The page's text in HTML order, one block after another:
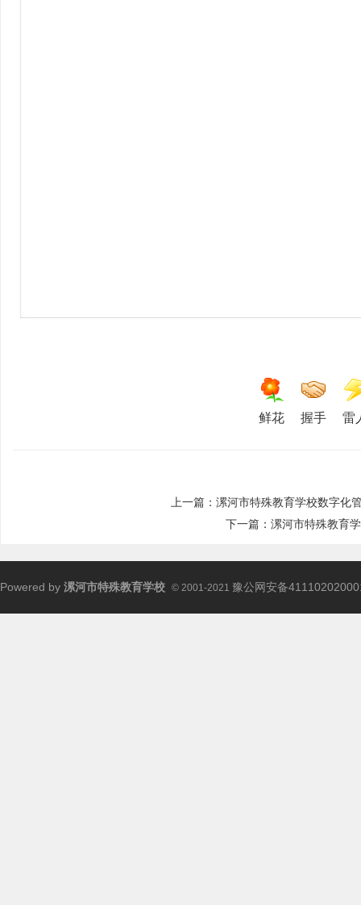
鲜花 握手 雷
上一篇： 漯河市特殊教育学校数字化
下一篇： 漯河市特殊教育
Powered by 漯河市特殊教育学校 © 2001-2021 豫公网安备